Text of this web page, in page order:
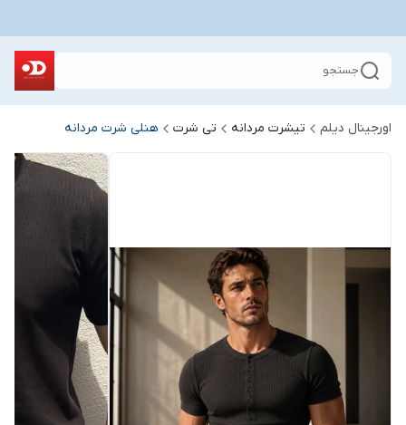
جستجو
اورجینال دیلم تیشرت مردانه تی شرت هنلی شرت مردانه